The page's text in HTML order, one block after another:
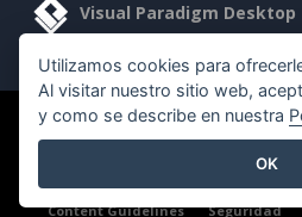
Visual Paradigm Desktop
©2026 by Visual Paradigm. Todos los
Content Guidelines
Seguridad
Utilizamos cookies para
Al visitar nuestro sitio web,
y como se describe en nuestra
OK